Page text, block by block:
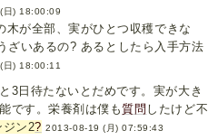
日) 18:00:09
木が全部、実がひとつ収穫できな
ざいあるの? あるとしたら入手方法
) 18:00:11
3日待たないとだめです。実が大き
です。栄養剤は僕も質問 したけど不
ジン2? 2013-08-19 (月) 07:59:43